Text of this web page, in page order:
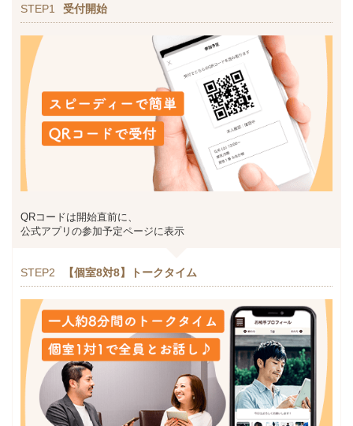
STEP1 受付開始
QRコードは開始直前に、
公式アプリの参加予定ページに表示
STEP2 【個室8対8】トークタイム